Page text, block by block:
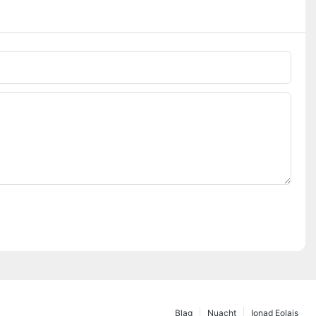
Ionad Eolais
Nuacht
Blag